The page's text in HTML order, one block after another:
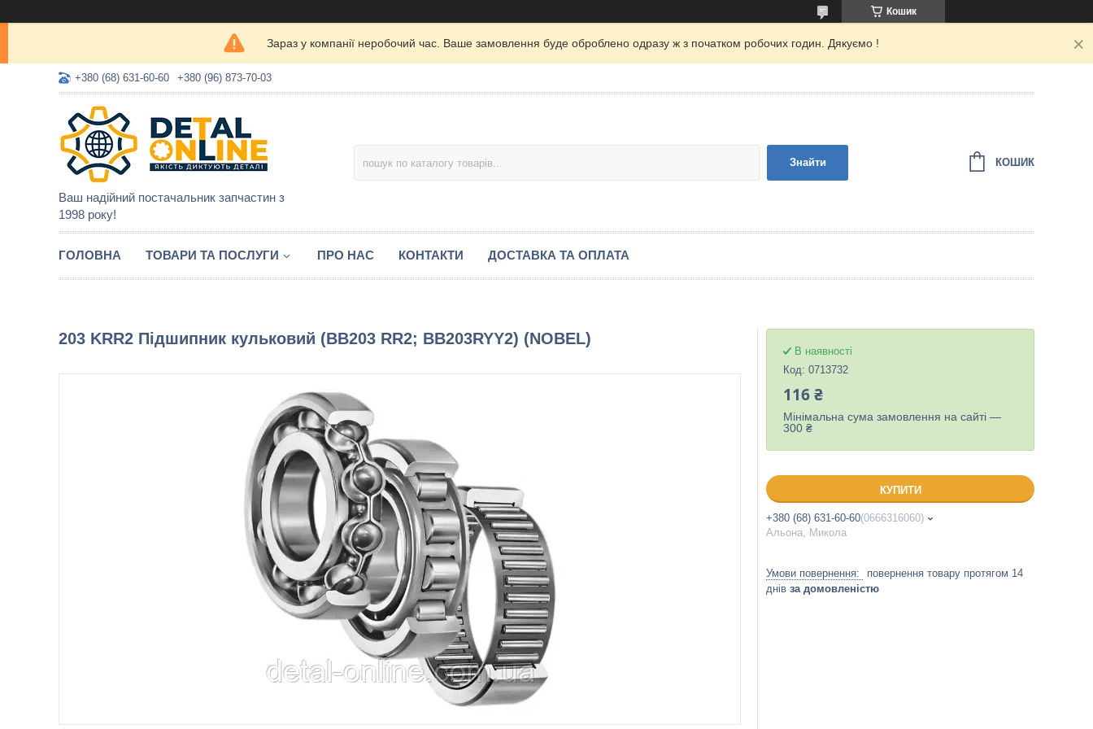
Кошик
Зараз у компанії неробочий час. Ваше замовлення буде оброблено одразу ж з початком робочих годин. Дякуємо !
+380 (68) 631-60-60 +380 (96) 873-70-03
Ваш надійний постачальник запчастин з
1998 року!
Знайти КОШИК
ГОЛОВНА ТОВАРИ ТА ПОСЛУГИ ПРО НАС КОНТАКТИ ДОСТАВКА ТА ОПЛАТА
203 KRR2 Підшипник кульковий (BB203 RR2; BB203RYY2) (NOBEL)
В наявності
Код: 0713732
116 ₴
Мінімальна сума замовлення на сайті —
300 ₴
КУПИТИ
+380 (68) 631-60-60 0666316060
Альона, Микола
повернення товару протягом 14
днів за домовленістю